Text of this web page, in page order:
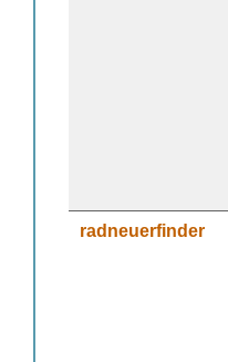
radneuerfinder